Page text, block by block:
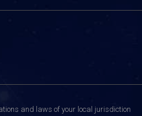
and laws of your local jurisdiction